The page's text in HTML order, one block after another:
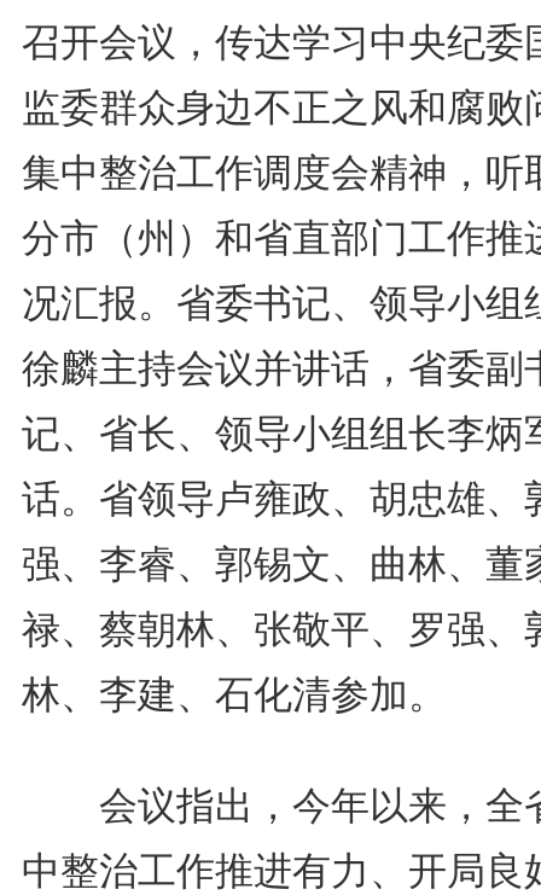
召开会议，传达学习中央纪委
监委群众身边不正之风和腐败
集中整治工作调度会精神，听
分市（州）和省直部门工作推
况汇报。省委书记、领导小组
徐麟主持会议并讲话，省委副
记、省长、领导小组组长李炳
话。省领导卢雍政、胡忠雄、
强、李睿、郭锡文、曲林、董
禄、蔡朝林、张敬平、罗强、
林、李建、石化清参加。
会议指出，今年以来，全
中整治工作推进有力、开局良